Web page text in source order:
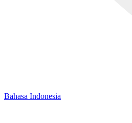
Bahasa Indonesia